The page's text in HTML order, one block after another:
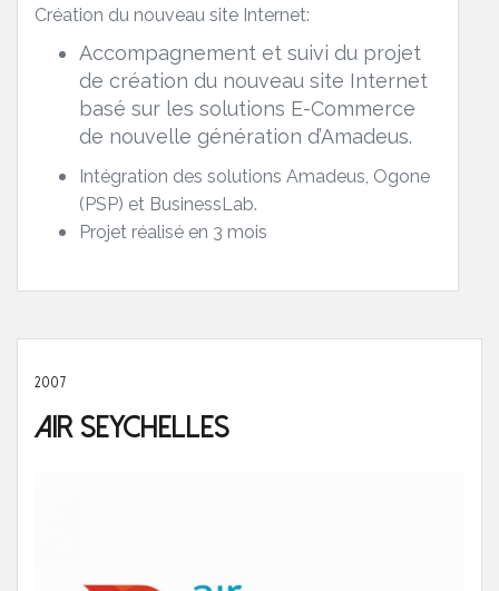
Création du nouveau site Internet:
Accompagnement et suivi du projet
de création du nouveau site Internet
basé sur les solutions E-Commerce
de nouvelle génération d’Amadeus.
Intégration des solutions Amadeus, Ogone
(PSP) et BusinessLab.
Projet réalisé en 3 mois
2007
Air Seychelles